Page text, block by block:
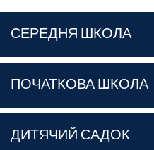
СЕРЕДНЯ ШКОЛА
ПОЧАТКОВА ШКОЛА
ДИТЯЧИЙ САДОК